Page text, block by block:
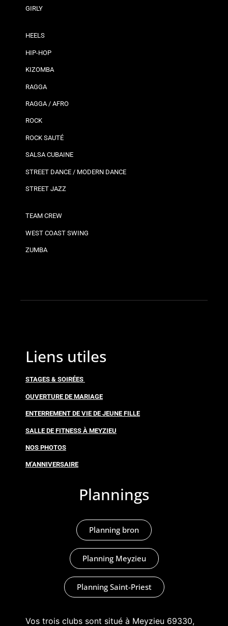
GIRLY
HEELS
HIP-HOP
KIZOMBA
RAGGA
RAGGA / AFRO
ROCK
ROCK SAUTÉ
SALSA CUBAINE
STREET DANCE / MODERN DANCE
STREET JAZZ
TEAM CREW
WEST COAST SWING
ZUMBA
Liens utiles
STAGES & SOIRÉES
OUVERTURE DE MARIAGE
ENTERREMENT DE VIE DE JEUNE FILLE
SALLE DE FITNESS À MEYZIEU
NOS PHOTOS
M’ANNIVERSAIRE
Plannings
Planning bron
Planning Meyzieu
Planning Saint-Priest
Vos trois clubs sont situé à Meyzieu 69330,